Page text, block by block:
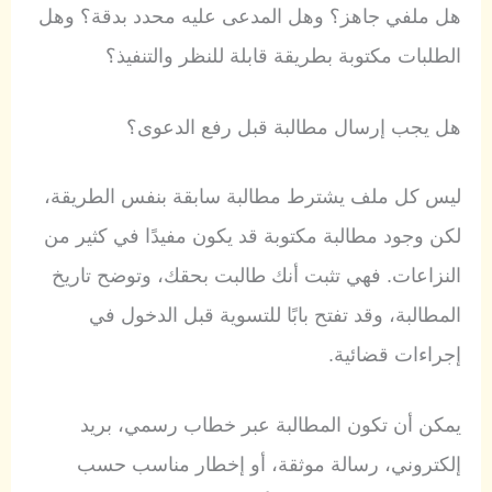
هل ملفي جاهز؟ وهل المدعى عليه محدد بدقة؟ وهل
الطلبات مكتوبة بطريقة قابلة للنظر والتنفيذ؟
هل يجب إرسال مطالبة قبل رفع الدعوى؟
ليس كل ملف يشترط مطالبة سابقة بنفس الطريقة،
لكن وجود مطالبة مكتوبة قد يكون مفيدًا في كثير من
النزاعات. فهي تثبت أنك طالبت بحقك، وتوضح تاريخ
المطالبة، وقد تفتح بابًا للتسوية قبل الدخول في
إجراءات قضائية.
يمكن أن تكون المطالبة عبر خطاب رسمي، بريد
إلكتروني، رسالة موثقة، أو إخطار مناسب حسب